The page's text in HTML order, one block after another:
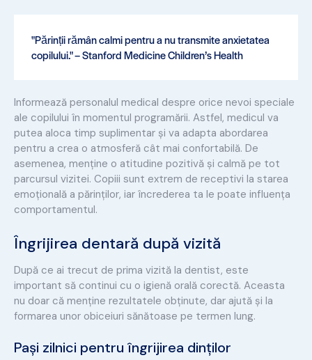
"Părinții rămân calmi pentru a nu transmite anxietatea
copilului." – Stanford Medicine Children’s Health
Informează personalul medical despre orice nevoi speciale
ale copilului în momentul programării. Astfel, medicul va
putea aloca timp suplimentar și va adapta abordarea
pentru a crea o atmosferă cât mai confortabilă. De
asemenea, menține o atitudine pozitivă și calmă pe tot
parcursul vizitei. Copiii sunt extrem de receptivi la starea
emoțională a părinților, iar încrederea ta le poate influența
comportamentul.
Îngrijirea dentară după vizită
După ce ai trecut de prima vizită la dentist, este
important să continui cu o igienă orală corectă. Aceasta
nu doar că menține rezultatele obținute, dar ajută și la
formarea unor obiceiuri sănătoase pe termen lung.
Pași zilnici pentru îngrijirea dinților